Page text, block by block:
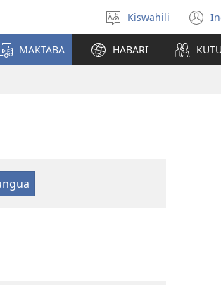
Chagua
lugha
Kiswahili
MAKTABA HABARI